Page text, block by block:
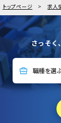
トップページ 求人
さっそく